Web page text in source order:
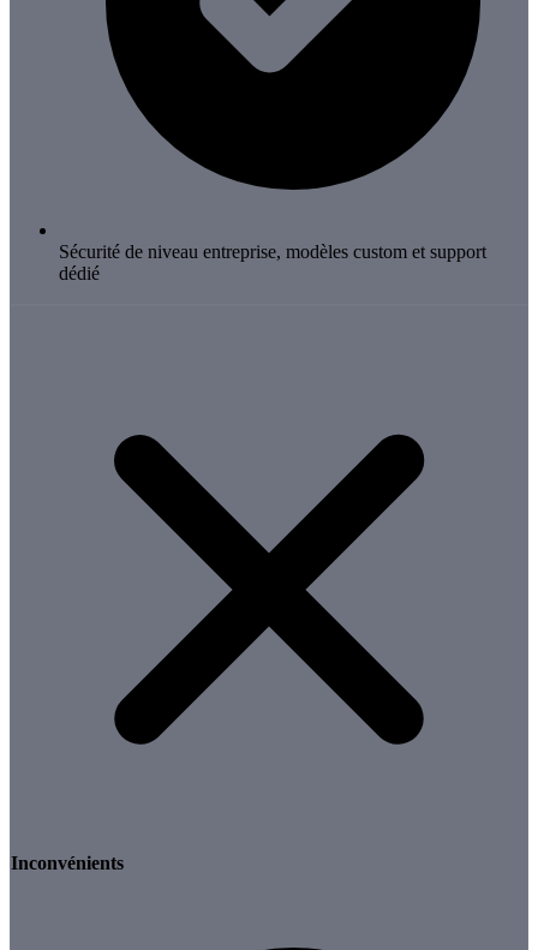
Sécurité de niveau entreprise, modèles custom et support
dédié
Inconvénients